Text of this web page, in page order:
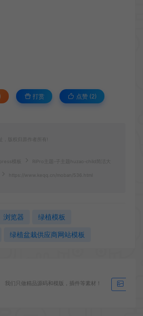
打赏 点赞 (2)
，版权归原作者所有!
模板 RiPro主题-子主题huzao-child简洁大
https://www.keqq.cn/moban/536.html
浏览器 绿植模板
绿植盆栽供应商网站模板
我们只做精品源码和模版，插件等素材！